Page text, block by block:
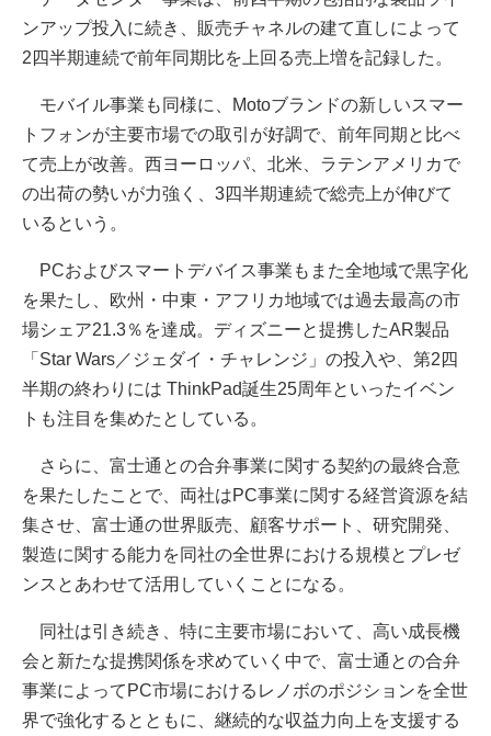
ンアップ投入に続き、販売チャネルの建て直しによって
2四半期連続で前年同期比を上回る売上増を記録した。
モバイル事業も同様に、Motoブランドの新しいスマー
トフォンが主要市場での取引が好調で、前年同期と比べ
て売上が改善。西ヨーロッパ、北米、ラテンアメリカで
の出荷の勢いが力強く、3四半期連続で総売上が伸びて
いるという。
PCおよびスマートデバイス事業もまた全地域で黒字化
を果たし、欧州・中東・アフリカ地域では過去最高の市
場シェア21.3％を達成。ディズニーと提携したAR製品
「Star Wars／ジェダイ・チャレンジ」の投入や、第2四
半期の終わりには ThinkPad誕生25周年といったイベン
トも注目を集めたとしている。
さらに、富士通との合弁事業に関する契約の最終合意
を果たしたことで、両社はPC事業に関する経営資源を結
集させ、富士通の世界販売、顧客サポート、研究開発、
製造に関する能力を同社の全世界における規模とプレゼ
ンスとあわせて活用していくことになる。
同社は引き続き、特に主要市場において、高い成長機
会と新たな提携関係を求めていく中で、富士通との合弁
事業によってPC市場におけるレノボのポジションを全世
界で強化するとともに、継続的な収益力向上を支援する